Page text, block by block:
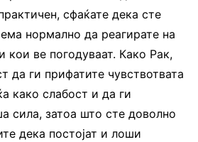
сфаќате дека сте
нормално да реагирате на
кои ве погодуваат. Како Рак,
да ги прифатите чувствотвата
како слабост и да ги
сила, затоа што сте доволно
дека постојат и лоши